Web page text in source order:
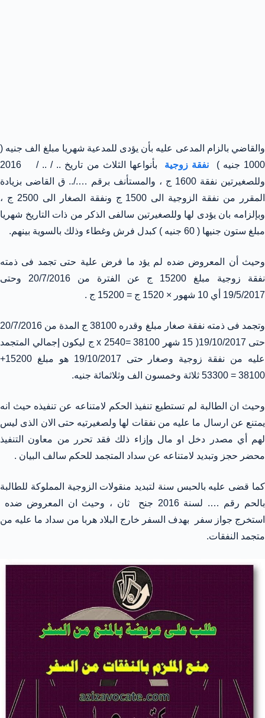
والقاضي بالزام المدعى عليه بأن يؤدى للمدعية شهريا مبلغ الف جنيه (
1000 جنيه )
نفقة زوجية
بأنواعها الثلاث من تاريخ .. / .. / 2016
وللصغيرتين نفقة 1600 ج ، والمستأنف برقم …./.. ق القاضى بزيادة
المقرر من نفقة الزوجية الى 1500 ج ونفقة الصغار الى 2500 ج ،
وبإلزامه بان يؤدى لها وللصغيرتين سالفى الذكر من ذات التاريخ شهريا
مبلغ ستون جنيها ( 60 جنيه ) كبدل فرش وغطاء وذلك بالسوية بينهم.
وحيث أن المعروض ضده لم يؤد ما فرض علية حتى تجمد فى ذمته
نفقة زوجية مبلغ 15200 ج عن الفترة من 20/7/2016 وحتى
19/5/2017 أي 10 شهور × 1520 ج = 15200 ج .
وتجمد فى ذمته نفقة صغار مبلغ وقدره 38100 ج المدة من 20/7/2016
حتى 19/10/2017( 15 شهر
x 2540= 38100 ج ليكون إجمالي المتجمد
عليه من نفقة زوجية وصغار حتى 19/10/2017 هو مبلغ 15200+
38100 = 53300 ثلاثة وخمسون الف وثلاثمائة جنيه.
وحيث ان الطالبة لم تستطيع تنفيذ الحكم لامتناعه عن تنفيذه حيث انه
يمتنع عن ارسال ما عليه من نفقات لها ولصغيرتيه حتى الان الذى ليس
لهم أي مصدر دخل او مال وإزاء ذلك فقد تحرر من معاون التنفيذ
محضر حجز وتبديد لامتناعه عن سداد المتجمد للحكم سالف البيان .
كما قضى عليه بالحبس سنة لتبديد منقولات الزوجية المملوكة للطالبة
بالحم رقم …. لسنة 2016 جنح ثان ، وحيث ان المعروض ضده
استخرج جواز سفر بهدف السفر خارج البلاد هربا من سداد ما عليه من
متجمد النفقات.